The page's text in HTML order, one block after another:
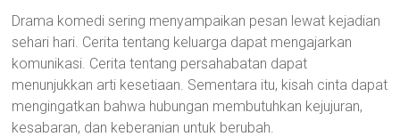
Drama komedi sering menyampaikan pesan lewat kejadian
sehari hari. Cerita tentang keluarga dapat mengajarkan
komunikasi. Cerita tentang persahabatan dapat
menunjukkan arti kesetiaan. Sementara itu, kisah cinta dapat
mengingatkan bahwa hubungan membutuhkan kejujuran,
kesabaran, dan keberanian untuk berubah.